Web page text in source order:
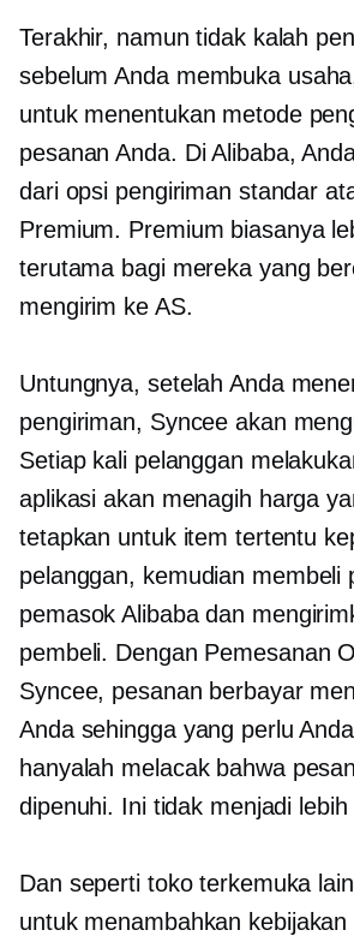
Terakhir, namun tidak kalah
sebelum Anda membuka
untuk menentukan metode
pesanan Anda. Di Alibaba,
dari opsi pengiriman standar
Premium. Premium biasanya
terutama bagi mereka yang
mengirim ke AS.
Untungnya, setelah Anda
pengiriman, Syncee akan
Setiap kali pelanggan
aplikasi akan menagih harga
tetapkan untuk item tertentu
pelanggan, kemudian membeli
pemasok Alibaba dan
pembeli. Dengan Pemesanan
Syncee, pesanan berbayar
Anda sehingga yang perlu
hanyalah melacak bahwa
dipenuhi. Ini tidak menjadi lebih
Dan seperti toko terkemuka
untuk menambahkan